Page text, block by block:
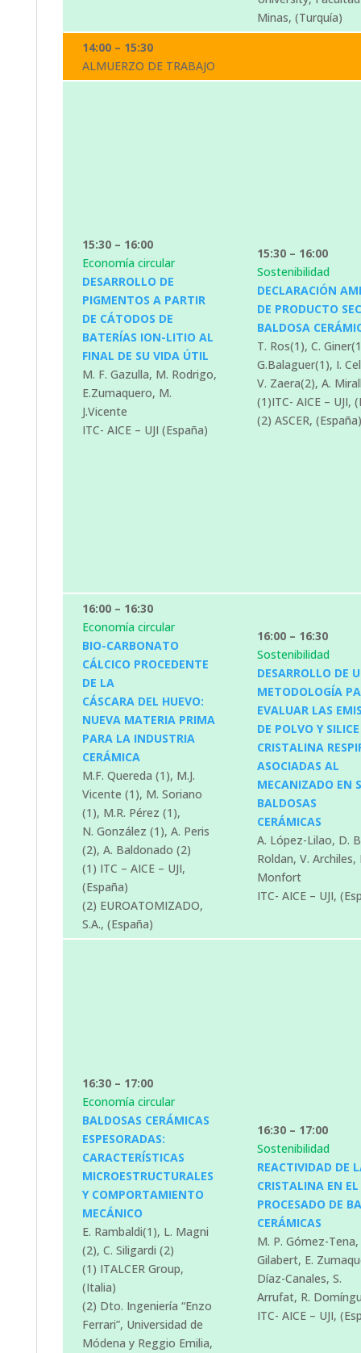
Minas, (Turquía)
14:00 – 15:30
ALMUERZO DE TRABAJO
15:30 – 16:00
Economía circular
DESARROLLO DE
PIGMENTOS A PARTIR
DE CÁTODOS DE
BATERÍAS ION-LITIO AL
FINAL DE SU VIDA ÚTIL
M. F. Gazulla, M. Rodrigo,
E.Zumaquero, M.
J.Vicente
ITC- AICE – UJI (España)
15:30 – 16:00
Sostenibilidad
DECLARACIÓN
DE PRODUCTO
BALDOSA
T. Ros(1), C.
G.Balaguer(1), I.
V. Zaera(2), A.
(1)ITC- AICE – UJI,
(2) ASCER, (España)
16:00 – 16:30
Economía circular
BIO-CARBONATO
CÁLCICO PROCEDENTE
DE LA
CÁSCARA DEL HUEVO:
NUEVA MATERIA PRIMA
PARA LA INDUSTRIA
CERÁMICA
M.F. Quereda (1), M.J.
Vicente (1), M. Soriano
(1), M.R. Pérez (1),
N. González (1), A. Peris
(2), A. Baldonado (2)
(1) ITC – AICE – UJI,
(España)
(2) EUROATOMIZADO,
S.A., (España)
16:00 – 16:30
Sostenibilidad
DESARROLLO DE
METODOLOGÍA
EVALUAR LAS
DE POLVO Y SILICE
CRISTALINA
ASOCIADAS AL
MECANIZADO EN
BALDOSAS
CERÁMICAS
A. López-Lilao, D.
Roldan, V. Archiles,
Monfort
ITC- AICE – UJI,
16:30 – 17:00
Economía circular
BALDOSAS CERÁMICAS
ESPESORADAS:
CARACTERÍSTICAS
MICROESTRUCTURALES
Y COMPORTAMIENTO
MECÁNICO
E. Rambaldi(1), L. Magni
(2), C. Siligardi (2)
(1) ITALCER Group,
(Italia)
(2) Dto. Ingeniería “Enzo
Ferrari”, Universidad de
Módena y Reggio Emilia,
16:30 – 17:00
Sostenibilidad
REACTIVIDAD DE
CRISTALINA EN EL
PROCESADO DE
CERÁMICAS
M. P. Gómez-Tena,
Gilabert, E.
Díaz-Canales, S.
Arrufat, R.
ITC- AICE – UJI,